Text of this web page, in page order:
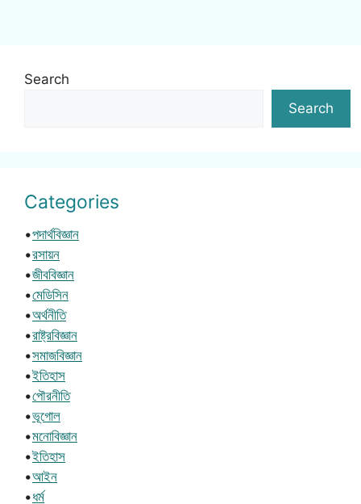
Search
Search
Categories
•পদার্থবিজ্ঞান
•রসায়ন
•জীববিজ্ঞান
•মেডিসিন
•অর্থনীতি
•রাষ্ট্রবিজ্ঞান
•সমাজবিজ্ঞান
•ইতিহাস
•পৌরনীতি
•ভূগোল
•মনোবিজ্ঞান
•ইতিহাস
•আইন
•ধর্ম